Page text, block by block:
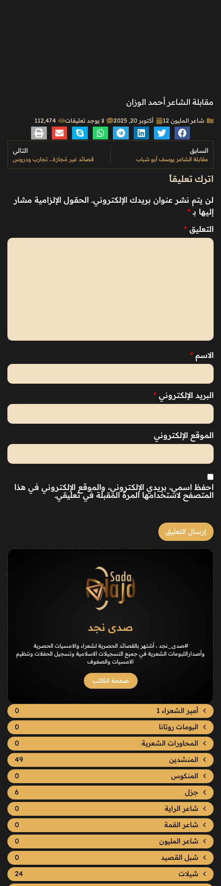
مقابلة الشاعر أحمد الوزان
شاعر المليون 12 أكتوبر 20, 2025 لا يوجد تعليقات 112٬474
السابق
مقابلة الشاعر يوسف أبو شباب
التالي
قصائد غير مُجازة… تجارب ودروس
اترك تعليقاً
لن يتم نشر عنوان بريدك الإلكتروني. الحقول الإلزامية مشار
إليها بـ *
التعليق *
الاسم *
البريد الإلكتروني *
الموقع الإلكتروني
احفظ اسمي، بريدي الإلكتروني، والموقع الإلكتروني في هذا
المتصفح لاستخدامها المرة المقبلة في تعليقي.
صدى نجد
#صدى_نجد ، أشتهر بالقصائد الحصرية لشعراء والامسيات الحصرية
وأصداراللبومات الشعرية في جميع التسجيلات الاسلامية وتسجيل الحفلات ونتظيم
الامسيات والصفوف
صفحة الكاتب
أمير الشعراء 1
0
البومات روتانا
0
المحاورات الشعرية
0
المنشدين
49
المنكوس
0
جزل
6
شاعر الراية
0
شاعر القمة
0
شاعر المليون
0
شبل القصيد
0
شيلات
24